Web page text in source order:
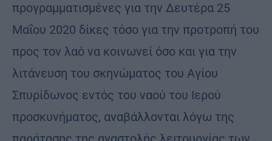
προγραμματισμένες για την Δευτέρα 25
Μαΐου 2020 δίκες τόσο για την προτροπή του
προς τον λαό να κοινωνεί όσο και για την
λιτάνευση του σκηνώματος του Αγίου
Σπυρίδωνος εντός του ναού του Ιερού
προσκυνήματος, αναβάλλονται λόγω της